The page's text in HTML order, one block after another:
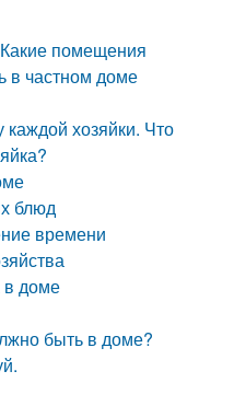
помещения
в частном доме
хозяйки. Что
блюд
времени
в доме
быть в доме?